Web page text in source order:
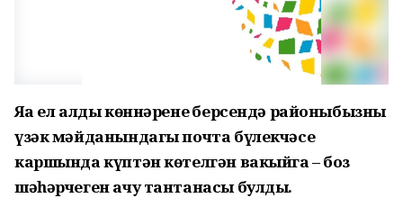
Яңа ел алды көннәренең берсендә районыбызның
үзәк мәйданындагы почта бүлекчәсе
каршында күптән көтелгән вакыйга – боз
шәһәрчеген ачу тантанасы булды.